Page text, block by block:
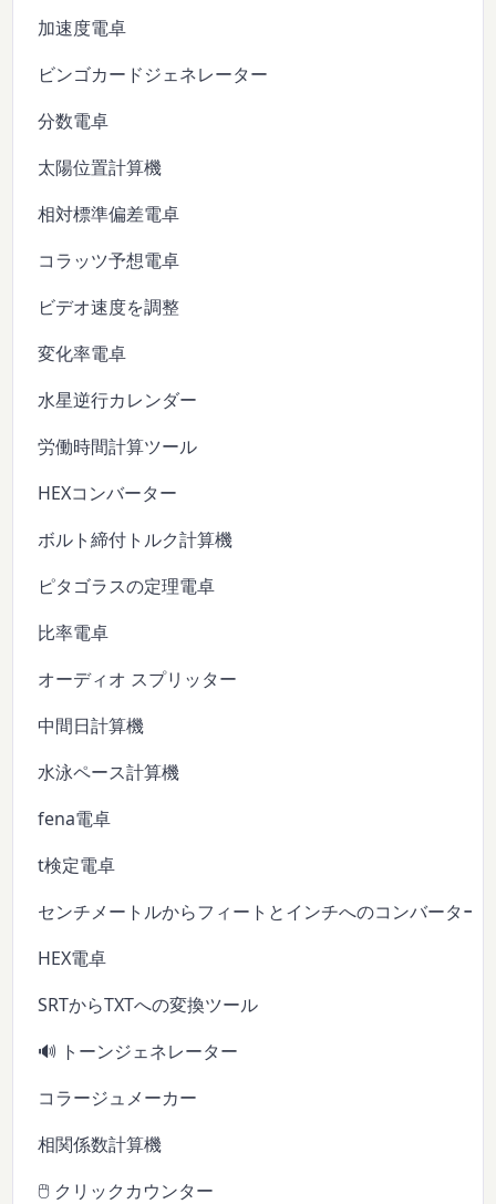
加速度電卓
ビンゴカードジェネレーター
分数電卓
太陽位置計算機
相対標準偏差電卓
コラッツ予想電卓
ビデオ速度を調整
変化率電卓
水星逆行カレンダー
労働時間計算ツール
HEXコンバーター
ボルト締付トルク計算機
ピタゴラスの定理電卓
比率電卓
オーディオ スプリッター
中間日計算機
水泳ペース計算機
fena電卓
t検定電卓
センチメートルからフィートとインチへのコンバーター
HEX電卓
SRTからTXTへの変換ツール
🔊 トーンジェネレーター
コラージュメーカー
相関係数計算機
🖱️ クリックカウンター